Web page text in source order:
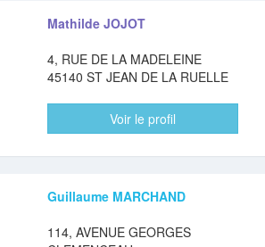
Mathilde JOJOT
4, RUE DE LA MADELEINE
45140 ST JEAN DE LA RUELLE
Voir le profil
Guillaume MARCHAND
114, AVENUE GEORGES